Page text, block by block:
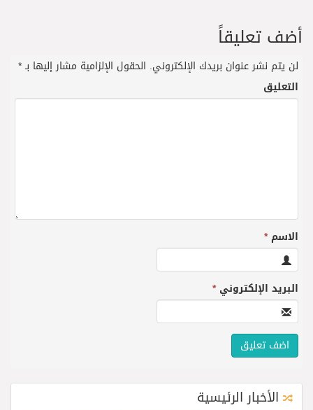
أضف تعليقاً
لن يتم نشر عنوان بريدك الإلكتروني. الحقول الإلزامية مشار إليها بـ*
التعليق
الاسم*
البريد الإلكتروني*
الأخبار الرئيسية